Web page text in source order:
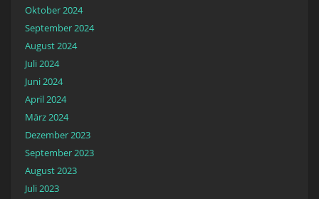
Oktober 2024
September 2024
August 2024
Juli 2024
Juni 2024
April 2024
März 2024
Dezember 2023
September 2023
August 2023
Juli 2023